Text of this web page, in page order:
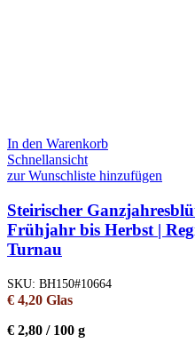
In den Warenkorb
Schnellansicht
zur Wunschliste hinzufügen
Steirischer
Frühjahr bis Herbst |
Turnau
SKU: BH150#10664
€ 4,20 Glas
€ 2,80 / 100 g